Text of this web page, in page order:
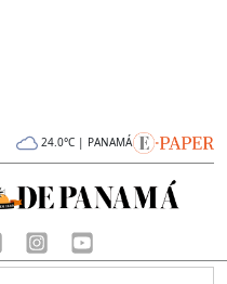
24.0°C | PANAMÁ